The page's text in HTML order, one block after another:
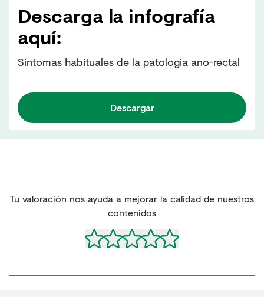
Descarga la infografía
aquí:
Síntomas habituales de la patología ano-rectal
Descargar
Tu valoración nos ayuda a mejorar la calidad de nuestros
contenidos